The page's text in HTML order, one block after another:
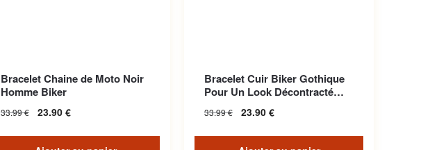
Bracelet Chaine de Moto Noir
Homme Biker
33.99€ 23.90 €
Bracelet Cuir Biker Gothique
Pour Un Look Décontracté
33.99€ 23.90 €